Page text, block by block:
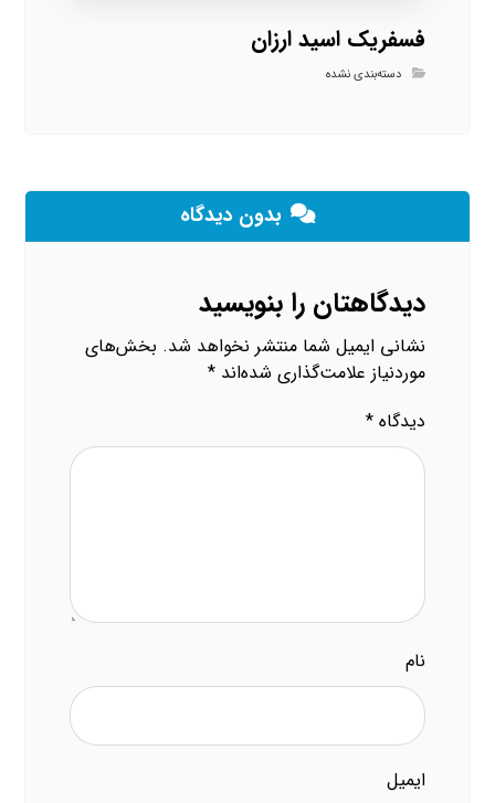
فسفریک اسید ارزان
دسته‌بندی نشده
بدون دیدگاه
دیدگاهتان را بنویسید
نشانی ایمیل شما منتشر نخواهد شد. بخش‌های
موردنیاز علامت‌گذاری شده‌اند*
دیدگاه*
نام
ایمیل